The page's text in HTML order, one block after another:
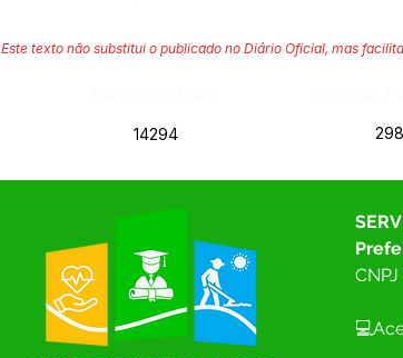
Este texto não substitui o publicado no Diário Oficial, mas
14294 298
CNPJ